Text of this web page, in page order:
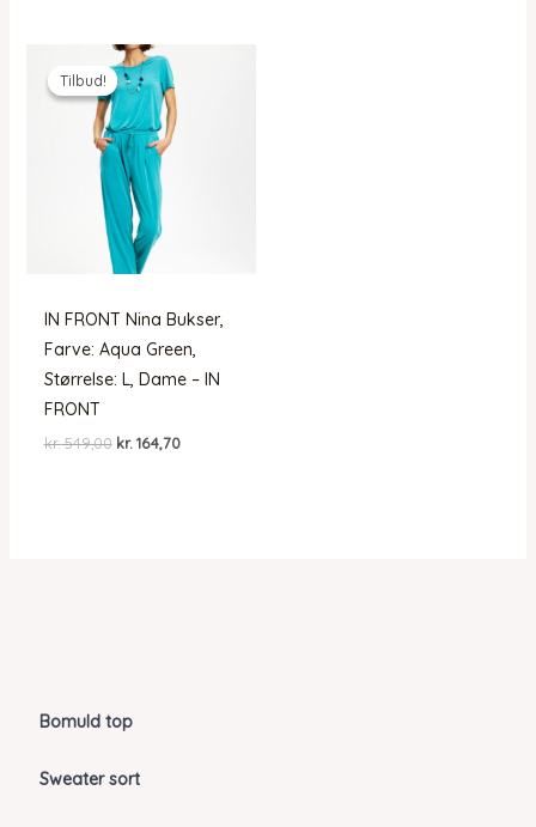
Bomuld top
Sweater sort
kr. 499,00.
Tilbud!
Tilbud!
IN FRONT Nina Bukser,
Farve: Aqua Green,
Størrelse: L, Dame – IN
FRONT
kr.549,00 Den
kr.164,70Den